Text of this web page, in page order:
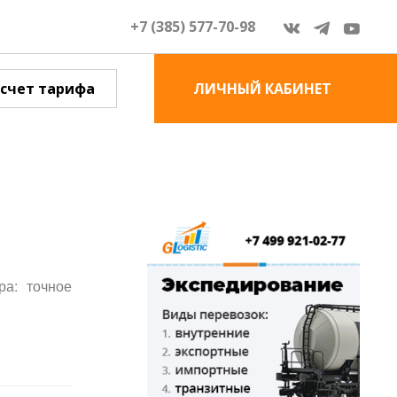
+7 (385) 577-70-98
тарифа ЛИЧНЫЙ КАБИНЕТ
точное